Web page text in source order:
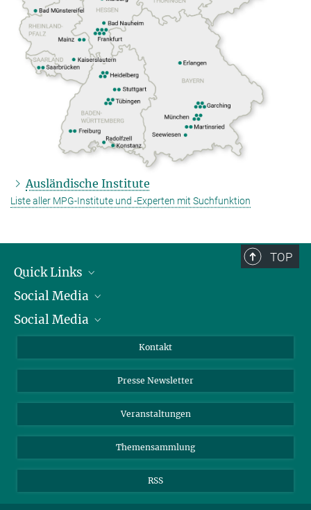
Ausländische Institute
Liste aller MPG-Institute und -Experten mit Suchfunktion
TOP
Quick Links
Präsident
Zahlen und Fakten
Meldestelle Fehlverhalten
Social Media
Bluesky
Social Media
YouTube
Kontakt
Presse Newsletter
Veranstaltungen
Themensammlung
RSS